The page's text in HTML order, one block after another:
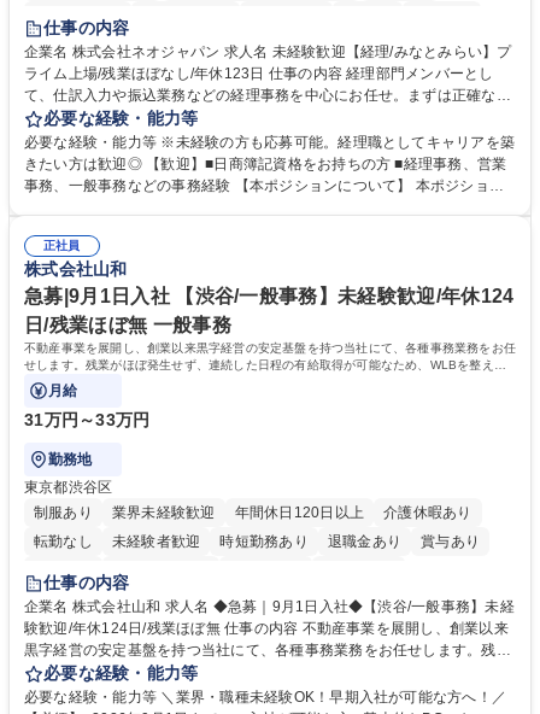
未経験者歓迎
完全週休2日制
交通費支給 駅近5分以内 土日祝休み
服装自由
寮・社宅あり
仕事の内容
企業名 株式会社ネオジャパン 求人名 未経験歓迎【経理/みなとみらい】プ
ライム上場/残業ほぼなし/年休123日 仕事の内容 経理部門メンバーとし
て、仕訳入力や振込業務などの経理事務を中心にお任せ。まずは正確な入
力・確認業務からスタートし、既存メンバーと一緒に業務を進めながら段
階的に経理知識を身につけていただきます。 【具体的には】 ■社内稟議に
基づく仕訳入力 ■月末の振込業務 ■明細作成 ■伝票処理、記帳業務 ■既存
メンバーの業務サポート 【将来的には】 ■月次決算補助 ■四半期・年次決
想定です。 募集職種 未経験歓迎【経理/みなとみらい】プライム上場/残業
ほぼなし/年休123日
必要な経験・能力等
必要な経験・能力等 ※未経験の方も応募可能。経理職としてキャリアを築
きたい方は歓迎◎ 【歓迎】■日商簿記資格をお持ちの方 ■経理事務、営業
事務、一般事務などの事務経験 【本ポジションについて】 本ポジション
当し、3～5年をかけて月次決算・四半期決算・開示資料作成補助などへス
テップアップできます。また、残業は通常月ほぼなく、決算月でも10時間
未満のため、無理なく経理として専門性を身につけられる環境です。 学
歴・資格 学歴：大学院 大学 高専 短大 専修学校 高校 語学力： 資格：日商
簿記検定1級 日商簿記検定2級
正社員
株式会社山和
急募|9月1日入社 【渋谷/一般事務】未経験歓迎/年休124
日/残業ほぼ無 一般事務
不動産事業を展開し、創業以来黒字経営の安定基盤を持つ当社にて、各種事務業務をお任
せします。残業がほぼ発生せず、連続した日程の有給取得が可能なため、WLBを整えた
い方にお勧めの環境です！
月給
31万円～33万円
勤務地
東京都渋谷区
制服あり
業界未経験歓迎 年間休日120日以上
介護休暇あり
転勤なし
未経験者歓迎 時短勤務あり 退職金あり
賞与あり
育休あり
完全週休2日制
仕事の内容
企業名 株式会社山和 求人名 ◆急募｜9月1日入社◆【渋谷/一般事務】未経
験歓迎/年休124日/残業ほぼ無 仕事の内容 不動産事業を展開し、創業以来
黒字経営の安定基盤を持つ当社にて、各種事務業務をお任せします。残業
がほぼ発生せず、連続した日程の有給取得が可能なため、WLBを整えたい
方にお勧めの環境です！ 入社後はOJTを通じて丁寧に研修を行いますの
必要な経験・能力等
必要な経験・能力等 ＼業界・職種未経験OK！早期入社が可能な方へ！／